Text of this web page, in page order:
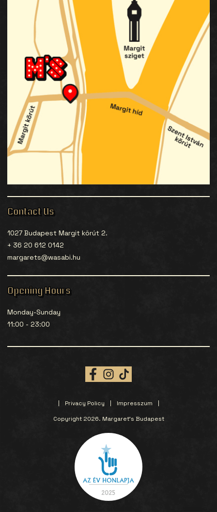
Contact Us
1027 Budapest Margit körút 2.
+ 36 20 612 0142
margarets@wasabi.hu
Opening Hours
Monday-Sunday
11:00 - 23:00
Privacy Policy
Impresszum
Copyright 2026. Margaret’s Budapest